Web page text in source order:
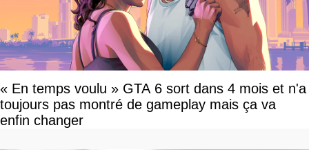
« En temps voulu » GTA 6 sort dans 4 mois et n'a
toujours pas montré de gameplay mais ça va
enfin changer